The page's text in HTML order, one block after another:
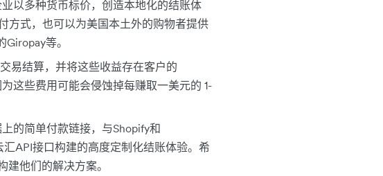
以多种货币标价，创造本地化的结账体
方式，也可以为美国本土外的购物者提供
等。
易结算，并将这些收益存在客户的
这些费用可能会侵蚀掉每赚取一美元的 1-
的简单付款链接，与Shopify和
API接口构建的高度定制化结账体验。希
他们的解决方案。